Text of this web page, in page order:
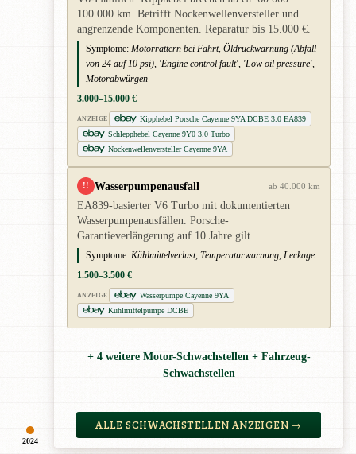
2024
100.000 km. Betrifft Nockenwellenversteller und
angrenzende Komponenten. Reparatur bis 15.000 €.
Symptome: Motorrattern bei Fahrt, Öldruckwarnung (Abfall
von 24 auf 10 psi), 'Engine control fault', 'Low oil pressure',
Motorabwürgen
3.000–15.000 €
ANZEIGE
Kipphebel Porsche Cayenne 9YA DCBE 3.0 EA839
Schlepphebel Cayenne 9Y0 3.0 Turbo
Nockenwellenversteller Cayenne 9YA
!! Wasserpumpenausfall ab 40.000 km
EA839-basierter V6 Turbo mit dokumentierten
Wasserpumpenausfällen. Porsche-
Garantieverlängerung auf 10 Jahre gilt.
Symptome: Kühlmittelverlust, Temperaturwarnung, Leckage
1.500–3.500 €
ANZEIGE
Wasserpumpe Cayenne 9YA
Kühlmittelpumpe DCBE
+ 4 weitere Motor-Schwachstellen + Fahrzeug-
Schwachstellen
ALLE SCHWACHSTELLEN ANZEIGEN →